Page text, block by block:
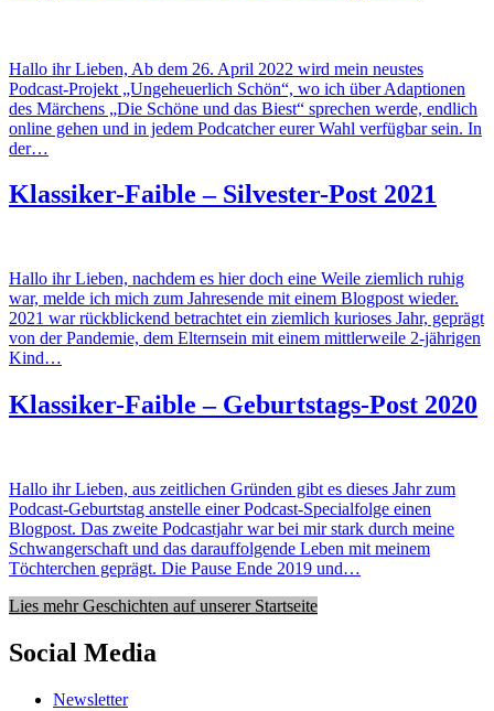
Hallo ihr Lieben, Ab dem 26. April 2022 wird mein neustes
Podcast-Projekt „Ungeheuerlich Schön“, wo ich über Adaptionen
des Märchens „Die Schöne und das Biest“ sprechen werde, endlich
online gehen und in jedem Podcatcher eurer Wahl verfügbar sein. In
der…
Klassiker-Faible – Silvester-Post 2021
Hallo ihr Lieben, nachdem es hier doch eine Weile ziemlich ruhig
war, melde ich mich zum Jahresende mit einem Blogpost wieder.
2021 war rückblickend betrachtet ein ziemlich kurioses Jahr, geprägt
von der Pandemie, dem Elternsein mit einem mittlerweile 2-jährigen
Kind…
Klassiker-Faible – Geburtstags-Post 2020
Hallo ihr Lieben, aus zeitlichen Gründen gibt es dieses Jahr zum
Podcast-Geburtstag anstelle einer Podcast-Specialfolge einen
Blogpost. Das zweite Podcastjahr war bei mir stark durch meine
Schwangerschaft und das darauffolgende Leben mit meinem
Töchterchen geprägt. Die Pause Ende 2019 und…
Lies mehr Geschichten auf unserer Startseite
Social Media
Newsletter